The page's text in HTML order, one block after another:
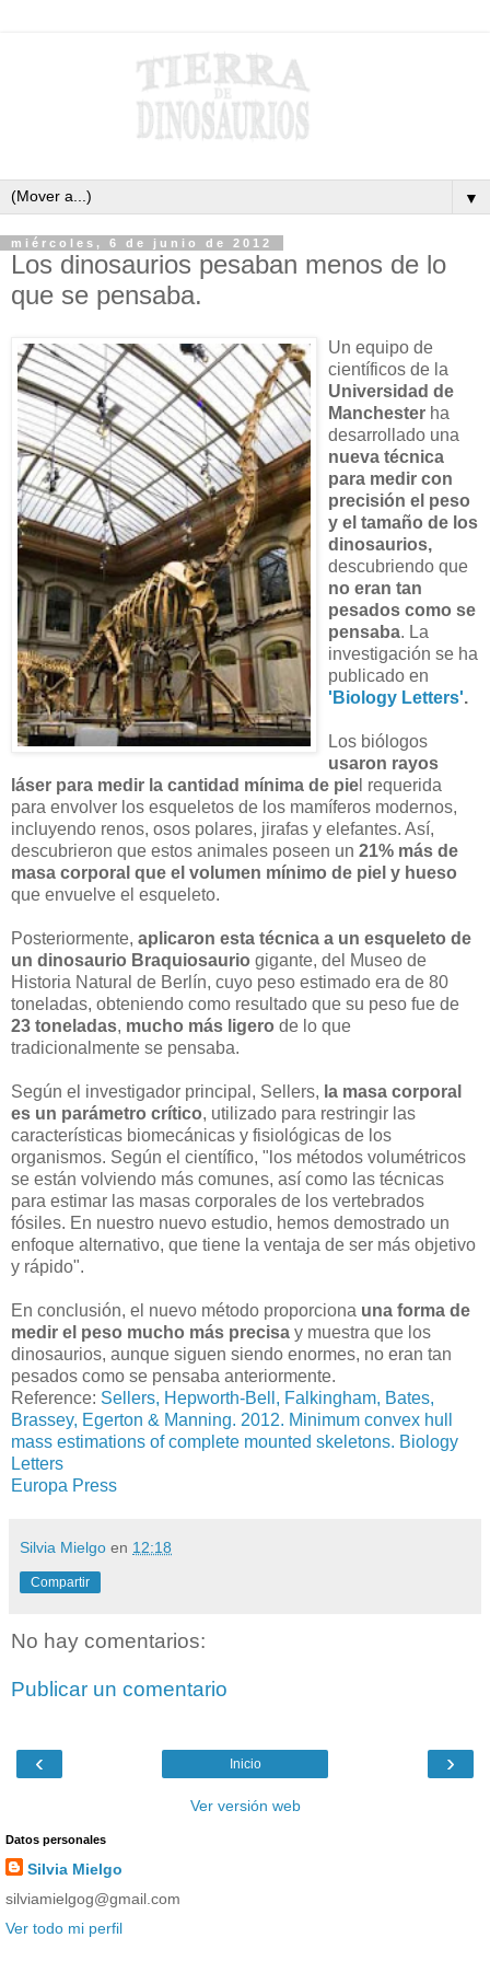
▼
miércoles, 6 de junio de 2012
Los dinosaurios pesaban menos de lo
que se pensaba.
Un equipo de
científicos de la
Universidad de
Manchester ha
desarrollado una
nueva técnica
para medir con
precisión el peso
y el tamaño de los
dinosaurios,
descubriendo que
no eran tan
pesados como se
pensaba. La
investigación se ha
publicado en
'Biology Letters'.
Los biólogos
usaron rayos
láser para medir la cantidad mínima de pie l requerida
para envolver los esqueletos de los mamíferos modernos,
incluyendo renos, osos polares, jirafas y elefantes. Así,
descubrieron que estos animales poseen un 21% más de
masa corporal que el volumen mínimo de piel y hueso
que envuelve el esqueleto.
Posteriormente, aplicaron esta técnica a un esqueleto de
un dinosaurio Braquiosaurio gigante, del Museo de
Historia Natural de Berlín, cuyo peso estimado era de 80
toneladas, obteniendo como resultado que su peso fue de
23 toneladas, mucho más ligero de lo que
tradicionalmente se pensaba.
Según el investigador principal, Sellers, la masa corporal
es un parámetro crítico, utilizado para restringir las
características biomecánicas y fisiológicas de los
organismos. Según el científico, "los métodos volumétricos
se están volviendo más comunes, así como las técnicas
para estimar las masas corporales de los vertebrados
fósiles. En nuestro nuevo estudio, hemos demostrado un
enfoque alternativo, que tiene la ventaja de ser más objetivo
y rápido".
En conclusión, el nuevo método proporciona una forma de
medir el peso mucho más precisa y muestra que los
dinosaurios, aunque siguen siendo enormes, no eran tan
pesados como se pensaba anteriormente.
Reference: Sellers, Hepworth-Bell, Falkingham, Bates,
Brassey, Egerton & Manning. 2012. Minimum convex hull
mass estimations of complete mounted skeletons. Biology
Letters
Europa Press
Silvia Mielgo en 12:18
Compartir
No hay comentarios:
Publicar un comentario
‹ ›
Inicio
Ver versión web
Datos personales
Silvia Mielgo
silviamielgog@gmail.com
Ver todo mi perfil